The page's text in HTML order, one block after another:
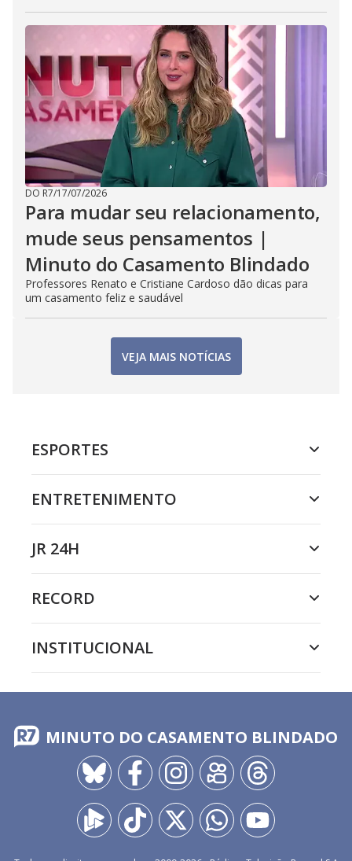
DO R7/17/07/2026
Para mudar seu relacionamento,
mude seus pensamentos |
Minuto do Casamento Blindado
Professores Renato e Cristiane Cardoso dão dicas para
um casamento feliz e saudável
VEJA MAIS NOTÍCIAS
ESPORTES
ENTRETENIMENTO
JR 24H
RECORD
INSTITUCIONAL
MINUTO DO CASAMENTO BLINDADO